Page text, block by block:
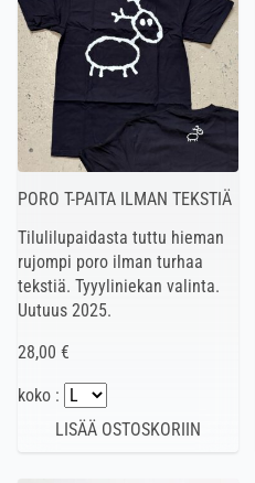
PORO T-PAITA ILMAN TEKSTIÄ
Tilulilupaidasta tuttu hieman
rujompi poro ilman turhaa
tekstiä. Tyyyliniekan valinta.
Uutuus 2025.
28,00 €
koko :